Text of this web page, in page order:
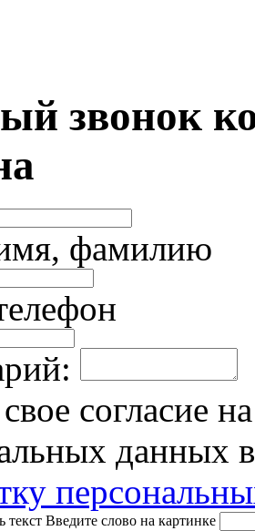
звонок
фамилию
согласие
данных
текст Введите слово на картинке